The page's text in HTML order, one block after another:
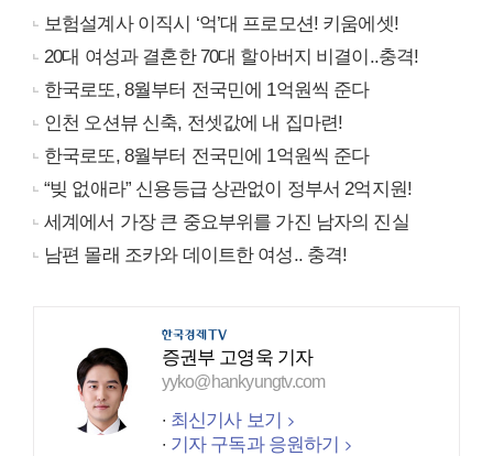
보험설계사 이직시 ‘억’대 프로모션! 키움에셋!
20대 여성과 결혼한 70대 할아버지 비결이..충격!
한국로또, 8월부터 전국민에 1억원씩 준다
인천 오션뷰 신축, 전셋값에 내 집마련!
한국로또, 8월부터 전국민에 1억원씩 준다
“빚 없애라” 신용등급 상관없이 정부서 2억지원!
세계에서 가장 큰 중요부위를 가진 남자의 진실
남편 몰래 조카와 데이트한 여성.. 충격!
증권부 고영욱 기자
yyko@hankyungtv.com
최신기사 보기
기자 구독과 응원하기